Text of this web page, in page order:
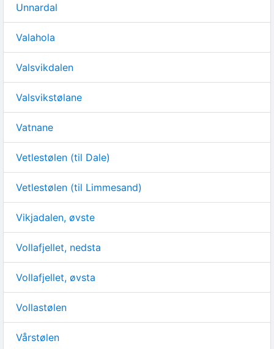
Unnardal
Valahola
Valsvikdalen
Valsvikstølane
Vatnane
Vetlestølen (til Dale)
Vetlestølen (til Limmesand)
Vikjadalen, øvste
Vollafjellet, nedsta
Vollafjellet, øvsta
Vollastølen
Vårstølen